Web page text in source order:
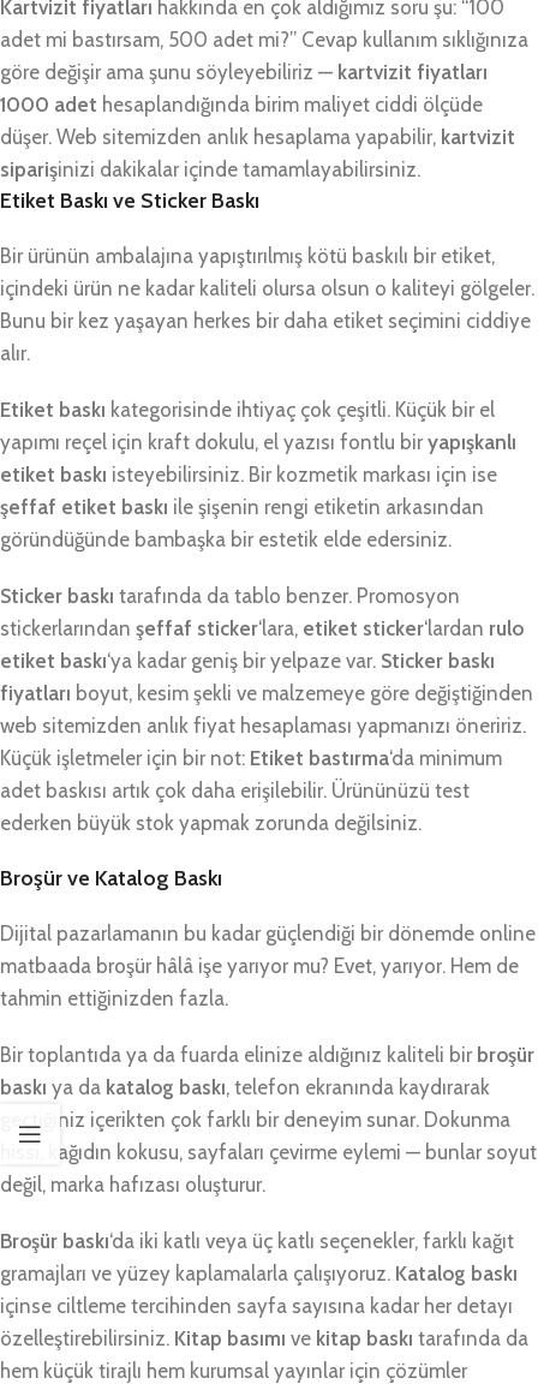
Kartvizit fiyatları hakkında en çok aldığımız soru şu: “100
adet mi bastırsam, 500 adet mi?” Cevap kullanım sıklığınıza
göre değişir ama şunu söyleyebiliriz — kartvizit fiyatları
1000 adet hesaplandığında birim maliyet ciddi ölçüde
düşer. Web sitemizden anlık hesaplama yapabilir, kartvizit
siparişinizi dakikalar içinde tamamlayabilirsiniz.
Etiket Baskı ve Sticker Baskı
Bir ürünün ambalajına yapıştırılmış kötü baskılı bir etiket,
içindeki ürün ne kadar kaliteli olursa olsun o kaliteyi gölgeler.
Bunu bir kez yaşayan herkes bir daha etiket seçimini ciddiye
alır.
Etiket baskı kategorisinde ihtiyaç çok çeşitli. Küçük bir el
yapımı reçel için kraft dokulu, el yazısı fontlu biryapışkanlı
etiket baskı isteyebilirsiniz. Bir kozmetik markası için ise
şeffaf etiket baskı ile şişenin rengi etiketin arkasından
göründüğünde bambaşka bir estetik elde edersiniz.
Sticker baskı tarafında da tablo benzer. Promosyon
stickerlarından şeffaf sticker‘lara, etiket sticker‘lardan rulo
etiket baskı‘ya kadar geniş bir yelpaze var. Sticker baskı
fiyatları boyut, kesim şekli ve malzemeye göre değiştiğinden
web sitemizden anlık fiyat hesaplaması yapmanızı öneririz.
Küçük işletmeler için bir not: Etiket bastırma‘da minimum
adet baskısı artık çok daha erişilebilir. Ürününüzü test
ederken büyük stok yapmak zorunda değilsiniz.
Broşür ve Katalog Baskı
Dijital pazarlamanın bu kadar güçlendiği bir dönemde online
matbaada broşür hâlâ işe yarıyor mu? Evet, yarıyor. Hem de
tahmin ettiğinizden fazla.
Bir toplantıda ya da fuarda elinize aldığınız kaliteli bir broşür
baskı ya da katalog baskı, telefon ekranında kaydırarak
geçtiğiniz içerikten çok farklı bir deneyim sunar. Dokunma
hissi, kağıdın kokusu, sayfaları çevirme eylemi — bunlar soyut
değil, marka hafızası oluşturur.
Broşür baskı‘da iki katlı veya üç katlı seçenekler, farklı kağıt
gramajları ve yüzey kaplamalarla çalışıyoruz. Katalog baskı
içinse ciltleme tercihinden sayfa sayısına kadar her detayı
özelleştirebilirsiniz. Kitap basımı ve kitap baskı tarafında da
hem küçük tirajlı hem kurumsal yayınlar için çözümler